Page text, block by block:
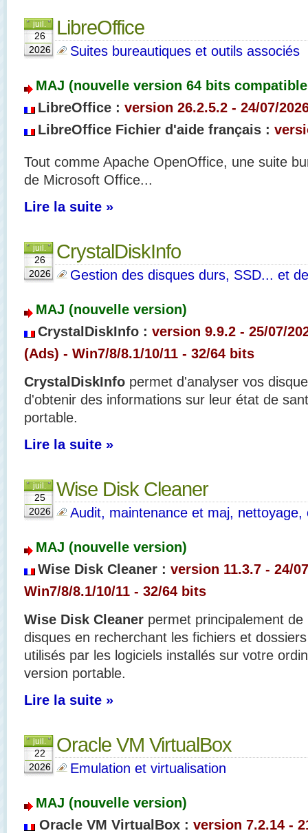
juil.
26
2026
LibreOffice
Suites bureautiques et outils associés
MAJ (nouvelle version 64 bits
LibreOffice : version 26.2.5.2 - 24/07/
LibreOffice Fichier d'aide français :
Tout comme Apache OpenOffice, une suite
de Microsoft Office...
Lire la suite »
juil.
26
2026
CrystalDiskInfo
Gestion des disques durs, SSD... et
MAJ (nouvelle version)
CrystalDiskInfo : version 9.9.2 - 25/07/
(Ads) - Win7/8/8.1/10/11 - 32/64 bits
CrystalDiskInfo permet d'analyser vos
d'obtenir des informations sur leur état de
portable.
Lire la suite »
juil.
25
2026
Wise Disk Cleaner
Audit, maintenance et maj, nettoyage,
MAJ (nouvelle version)
Wise Disk Cleaner : version 11.3.7 - 24/
Win7/8/8.1/10/11 - 32/64 bits
Wise Disk Cleaner permet principalement
disques en recherchant les fichiers et
utilisés par les logiciels installés sur votre
version portable.
Lire la suite »
juil.
22
2026
Oracle VM VirtualBox
Emulation et virtualisation
MAJ (nouvelle version)
Oracle VM VirtualBox : version 7.2.14 -